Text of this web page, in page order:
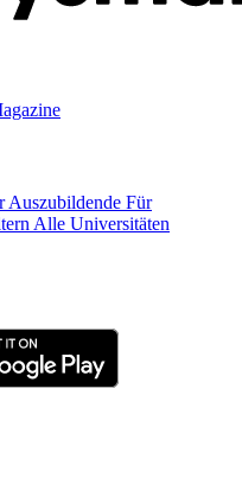
Auszubildende Für
Alle Universitäten